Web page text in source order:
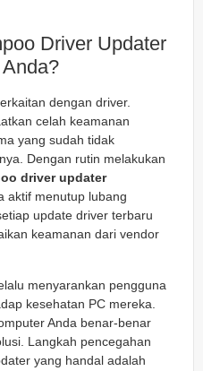
Driver Updater
dengan driver.
celah keamanan
yang sudah tidak
Dengan rutin melakukan
driver updater
aktif menutup lubang
update driver terbaru
keamanan dari vendor
menyarankan pengguna
kesehatan PC mereka.
Anda benar-benar
Langkah pencegahan
yang handal adalah